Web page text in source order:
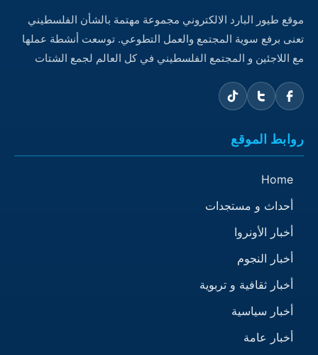
موقع طيور البارد الالكتروني مجموعة مهتمة بالشأن الفلسطيني
تعنى برفع سوية المجتمع والعمل التطوعي. توسعت أنشطة عملها
مع اللاجئين و المجتمع الفلسطيني في كل العالم لجمع الشتات
روابط الموقع
Home
أحداث و مستجدات
أخبار الأونروا
أخبار النجوم
أخبار ثقافية و تربوية
أخبار سياسية
أخبار عامة